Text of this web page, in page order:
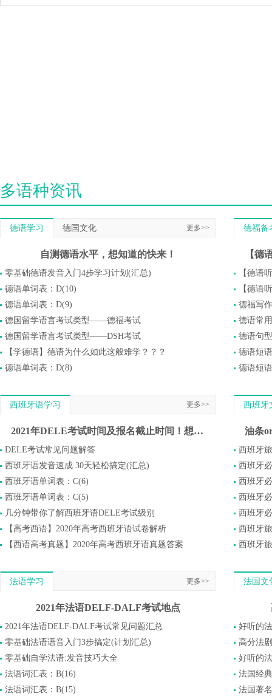
多语种资讯
德语学习 德国文化 更多>>
自测德语水平，想知道的快来！
零基础德语发音入门4步学习计划(汇总)
德语单词表：D(10)
德语单词表：D(9)
德国留学语言考试类型——德福考试
德国留学语言考试类型——DSH考试
【学德语】德语为什么如此这般难学？？？
德语单词表：D(8)
德福备
【德语
【德语
德福写
德语常
德语句
德语短
德语短
西班牙语学习 更多>>
2021年DELE考试时间及报名截止时间！想参加DELE的同学莫错过
DELE考试常见问题解答
西班牙语发音速成 30天轻松搞定(汇总)
西班牙语单词表：C(6)
西班牙语单词表：C(5)
几分钟带你了解西班牙语DELE考试级别
【高考西语】2020年高考西班牙语试卷解析
【西语高考真题】2020年高考西班牙语真题答案
西班牙
油条
西班牙
西班牙
西班牙
西班牙
西班牙
法语学习 更多>>
2021年法语DELF-DALF考试地点
2021年法语DELF-DALF考试常见问题汇总
零基础法语语音入门3步搞定(计划汇总)
零基础自学法语:发音技巧大全
法语词汇表：B(16)
法语词汇表：B(15)
法国文
好听的
高分法
好听的
法国经
法国著